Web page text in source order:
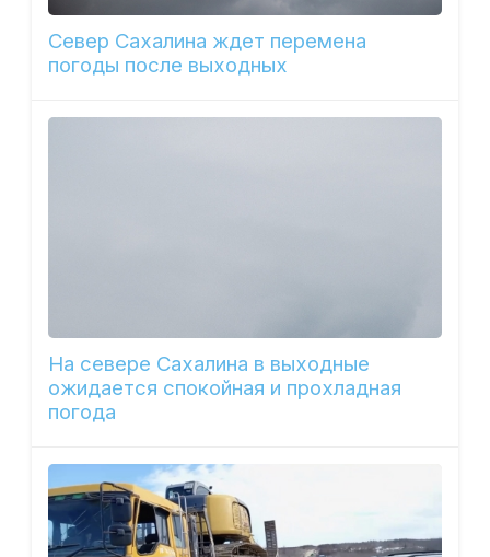
Север Сахалина ждет перемена
погоды после выходных
На севере Сахалина в выходные
ожидается спокойная и прохладная
погода